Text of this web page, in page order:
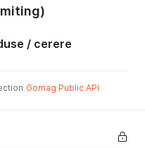
/ cerere
Gomag Public API